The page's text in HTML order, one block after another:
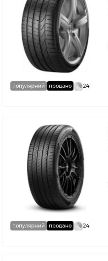
популярний продано 24
популярний продано 24